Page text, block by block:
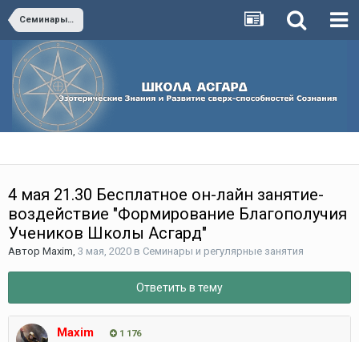
Семинары и регулярные занятия
4 мая 21.30 Бесплатное он-лайн занятие-
воздействие "Формирование Благополучия
Учеников Школы Асгард"
Автор Maxim 3 мая, 2020 в Семинары и регулярные занятия
Ответить в тему
Maxim 1 176